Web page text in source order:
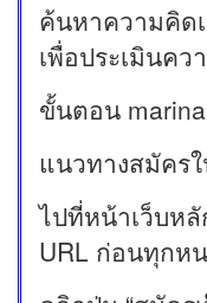
ค้นหาความคิด
เพื่อประเมินค
ขั้นตอน
แนวทางสมัคร
ไปที่หน้าเว็บหลั
URL ก่อนทุกห